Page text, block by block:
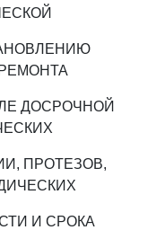
ДОСРОЧНОЙ
ПРОТЕЗОВ,
И СРОКА